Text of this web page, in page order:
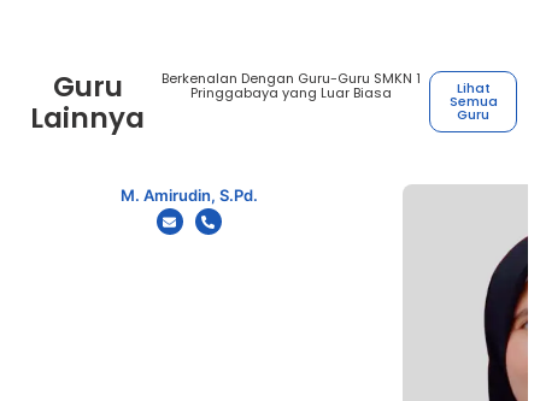
Guru
Lainnya
Berkenalan Dengan Guru-Guru SMKN 1
Pringgabaya yang Luar Biasa Lihat
Semua
Guru
M. Amirudin, S.Pd.